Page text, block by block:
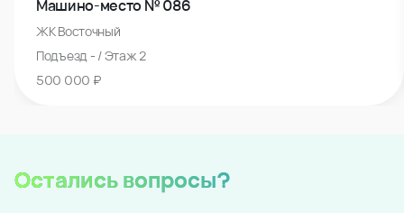
Машино-место № 086
ЖК Восточный
Подъезд - / Этаж 2
500 000 ₽
Остались вопросы?